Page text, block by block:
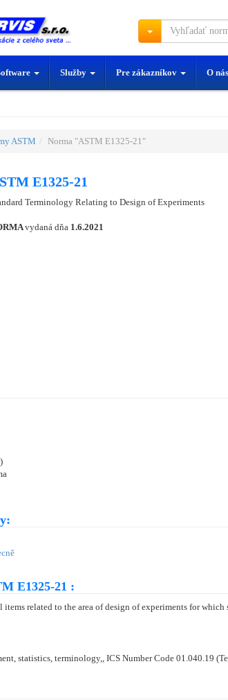
Služby Pre zákazníkov O nás
ASTM Norma "ASTM E1325-21"
E1325-21
Terminology Relating to Design of Experiments
vydaná dňa 1.6.2021
E1325-21 :
related to the area of design of experiments for
statistics, terminology,, ICS Number Code 01.040.19